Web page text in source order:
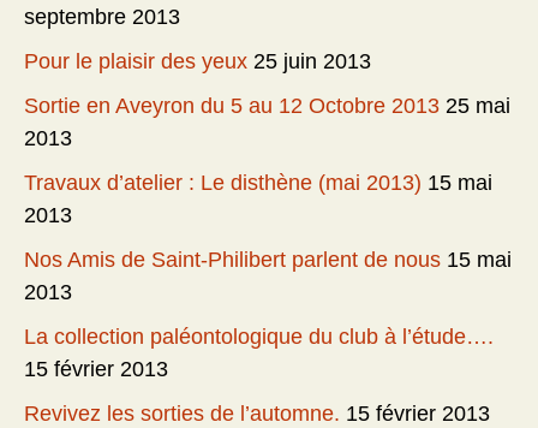
septembre 2013
Pour le plaisir des yeux 25 juin 2013
Sortie en Aveyron du 5 au 12 Octobre 2013 25 mai
2013
Travaux d’atelier : Le disthène (mai 2013) 15 mai
2013
Nos Amis de Saint-Philibert parlent de nous 15 mai
2013
La collection paléontologique du club à l’étude….
15 février 2013
Revivez les sorties de l’automne. 15 février 2013